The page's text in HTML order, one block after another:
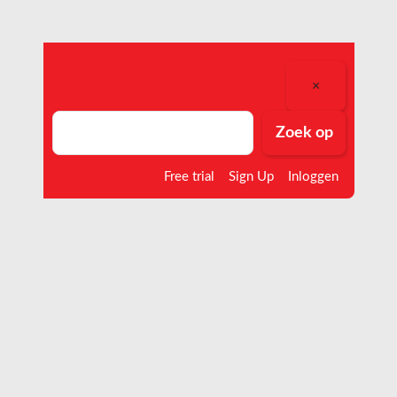
×
op
Zoek op
Free trial Sign Up Inloggen